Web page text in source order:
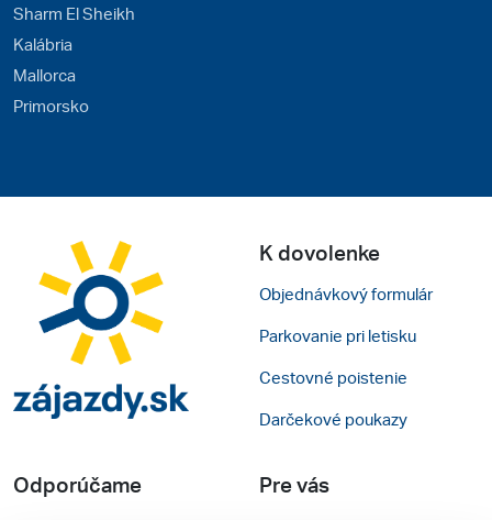
Sharm El Sheikh
Kalábria
Mallorca
Primorsko
K dovolenke
Objednávkový formulár
Parkovanie pri letisku
Cestovné poistenie
Darčekové poukazy
Odporúčame Pre vás